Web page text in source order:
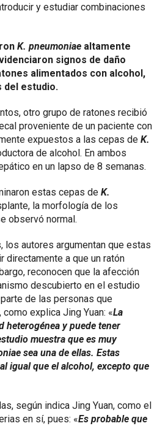
y estudiar combinaciones
K. pneumoniae altamente
signos de daño
alimentados con alcohol,
del estudio.
otro grupo de ratones recibió
proveniente de un paciente con
expuestos a las cepas de K.
de alcohol. En ambos
en un lapso de 8 semanas.
estas cepas de K.
la morfología de los
observó normal.
los autores argumentan que estas
directamente a que un ratón
reconocen que la afección
descubierto en el estudio
de las personas que
explica Jing Yuan: «La
heterogénea y puede tener
muestra que es muy
sea ​​una de ellas. Estas
igual que el alcohol, excepto que
según indica Jing Yuan, como el
en sí, pues: «Es probable que